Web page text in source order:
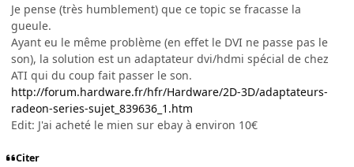
Je pense (très humblement) que ce topic se fracasse la
gueule.
Ayant eu le même problème (en effet le DVI ne passe pas le
son), la solution est un adaptateur dvi/hdmi spécial de chez
ATI qui du coup fait passer le son.
http://forum.hardware.fr/hfr/Hardware/2D-3D/adaptateurs-
radeon-series-sujet_839636_1.htm
Edit: J'ai acheté le mien sur ebay à environ 10€
Citer